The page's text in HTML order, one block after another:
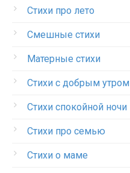
Стихи про лето
Смешные стихи
Матерные стихи
Стихи с добрым утром
Стихи спокойной ночи
Стихи про семью
Стихи о маме